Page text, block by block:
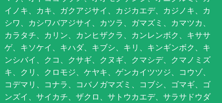
イノキ、カキ、ガクアジサイ、カジカエデ、カジノキ、カ
シワ、カシワバアジサイ、カツラ、ガマズミ、カマツカ、
カラタチ、カリン、カンヒザクラ、カンレンボク、キササ
ゲ、キソケイ、キハダ、キブシ、キリ、キンギンボク、キ
ンシバイ、クコ、クサギ、クヌギ、クマシデ、クマノミズ
キ、クリ、クロモジ、ケヤキ、ゲンカイツツジ、コウゾ、
コデマリ、コナラ、コバノガマズミ、コブシ、ゴマギ、ゴ
ンズイ、サイカチ、ザクロ、サトウカエデ、サラサドウダ